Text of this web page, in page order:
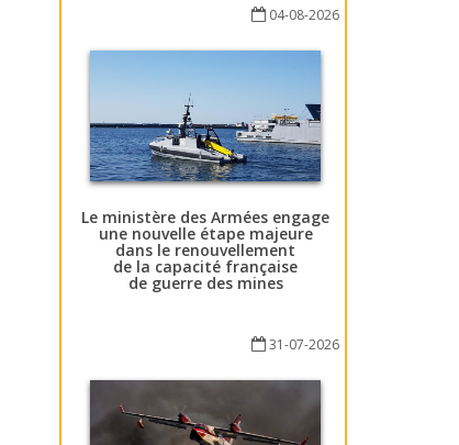
04-08-2026
Le ministère des Armées engage
une nouvelle étape majeure
dans le renouvellement
de la capacité française
de guerre des mines
31-07-2026